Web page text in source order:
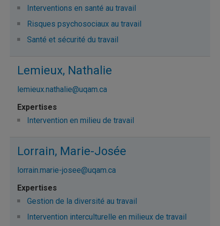
Interventions en santé au travail
Risques psychosociaux au travail
Santé et sécurité du travail
Lemieux, Nathalie
lemieux.nathalie@uqam.ca
Intervention en milieu de travail
Lorrain, Marie-Josée
lorrain.marie-josee@uqam.ca
Gestion de la diversité au travail
Intervention interculturelle en milieux de travail